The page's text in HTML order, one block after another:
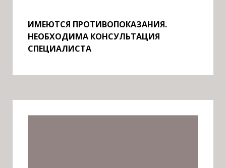
ИМЕЮТСЯ ПРОТИВОПОКАЗАНИЯ.
НЕОБХОДИМА КОНСУЛЬТАЦИЯ
СПЕЦИАЛИСТА